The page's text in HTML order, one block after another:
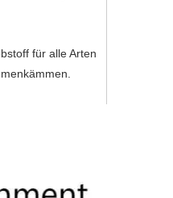
für alle Arten